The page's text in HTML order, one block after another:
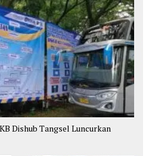
Dishub Tangsel Luncurkan